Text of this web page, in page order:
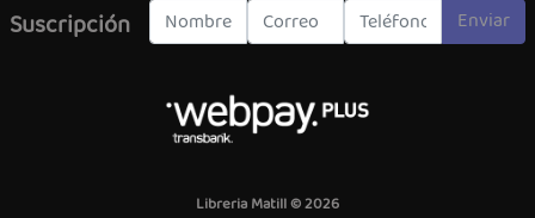
Suscripción Enviar
Libreria Matill © 2026